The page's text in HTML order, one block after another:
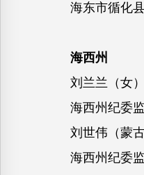
海东市循化
海西州
刘兰兰（女）
海西州纪委
刘世伟（蒙古
海西州纪委